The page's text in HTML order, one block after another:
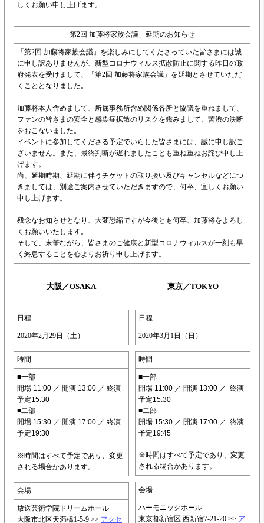
しくお願い申し上げます。
「第2回 加藤将家族会議」延期のお知らせ
「第2回 加藤将家族会議」を楽しみにしてくださっていた皆さまには誠
に申し訳ありませんが、新型コロナウィルス拡散防止に関する昨日の政
府発表を受けまして、「第2回 加藤将家族会議」を延期とさせていただ
くこととなりました。
加藤将本人含めまして、所属事務所含め関係各所と協議を重ねまして、
ファンの皆さまの安全と感染症拡散のリスクを鑑みまして、苦渋の決断
をおこないました。
イベントに参加してくださる予定でいらした皆さまには、誠に申し訳ご
ざいません。また、最終判断が遅れましたことも重ね重ねお詫び申し上
げます。
尚、延期時期、延期に伴うチケットの取り扱い及びキャンセルなどにつ
きましては、別途ご案内させていただきますので、何卒、宜しくお願い
申し上げます。
残念なお知らせとなり、大変恐縮ですが今後とも何卒、加藤将をよろし
くお願いいたします。
そして、末筆ながら、皆さまのご健康と新型コロナウィルスが一刻も早
く終息することを心よりお祈り申し上げます。
大阪／OSAKA
日程
2020年2月29日（土）
時間
■一部
開場 11:00 ／ 開演 13:00 ／ 終演
予定15:30
■二部
開場 15:30 ／ 開演 17:00 ／ 終演
予定19:30
※時間はすべて予定であり、変更
される場合かあります。
会場
放送芸術学院ドリームホール
大阪市北区天満橋1-5-9 >> アクセ
東京／TOKYO
日程
2020年3月1日（日）
時間
■一部
開場 11:00 ／ 開演 13:00 ／ 終演
予定15:30
■二部
開場 15:30 ／ 開演 17:00 ／ 終演
予定19:45
※時間はすべて予定であり、変更
される場合かあります。
会場
ハーモニックホール
東京都新宿区 西新宿7-21-20 >> ア